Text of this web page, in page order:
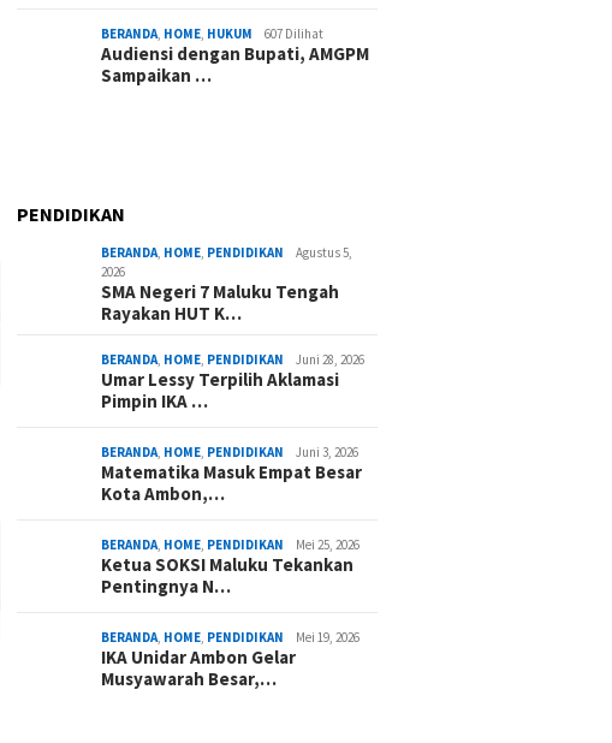
BERANDA, HOME, HUKUM 607 Dilihat
Audiensi dengan Bupati, AMGPM
Sampaikan …
PENDIDIKAN
BERANDA, HOME, PENDIDIKAN
Agustus 5,
2026
SMA Negeri 7 Maluku Tengah
Rayakan HUT K…
BERANDA, HOME, PENDIDIKAN Juni 28, 2026
Umar Lessy Terpilih Aklamasi
Pimpin IKA …
BERANDA, HOME, PENDIDIKAN Juni 3, 2026
Matematika Masuk Empat Besar
Kota Ambon,…
BERANDA, HOME, PENDIDIKAN Mei 25, 2026
Ketua SOKSI Maluku Tekankan
Pentingnya N…
BERANDA, HOME, PENDIDIKAN Mei 19, 2026
IKA Unidar Ambon Gelar
Musyawarah Besar,…